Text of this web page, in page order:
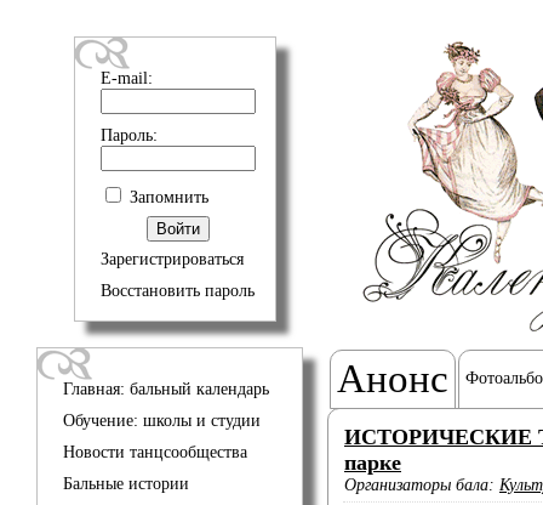
E-mail:
Пароль:
Запомнить
Зарегистрироваться
Восстановить пароль
Главная: бальный календарь
Обучение: школы и студии
Новости танцсообщества
Бальные истории
Анонс
ИСТОРИЧЕСКИЕ
парке
Организаторы бала: